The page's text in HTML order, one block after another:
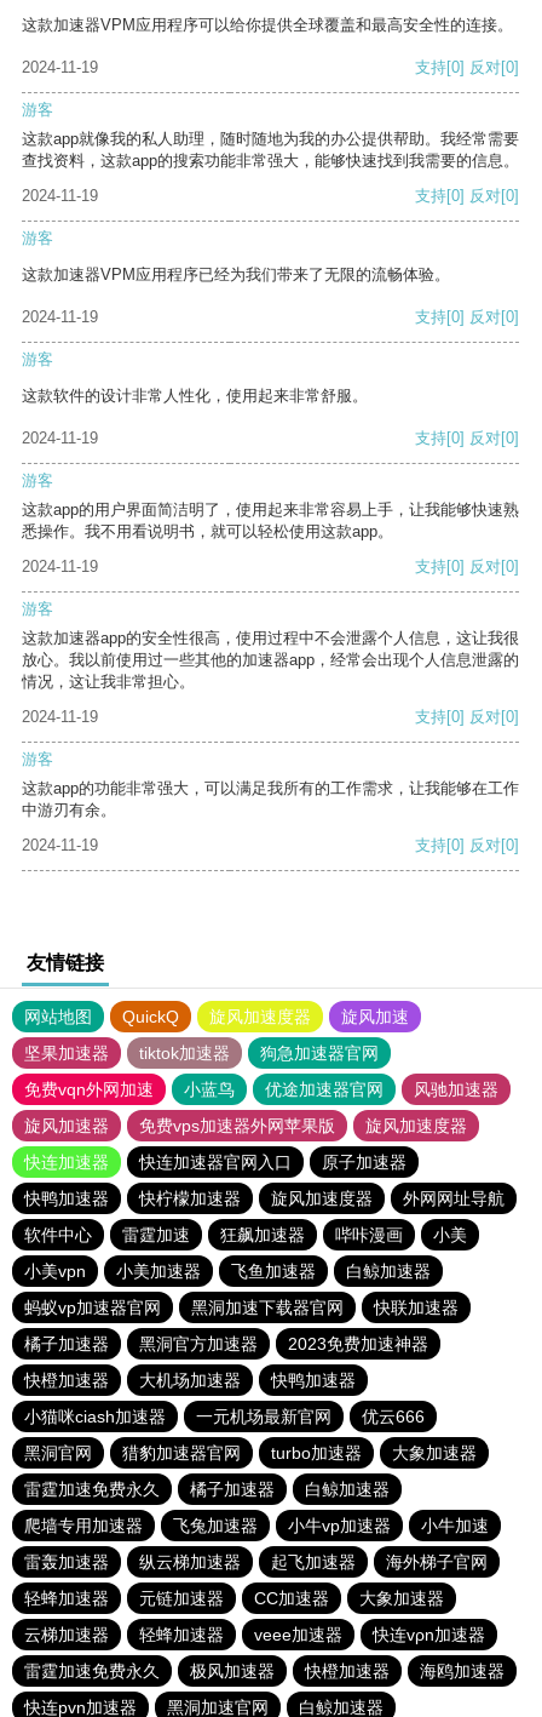
这款加速器VPM应用程序可以给你提供全球覆盖和最高安全性的连接。
2024-11-19 支持[0] 反对[0]
游客
这款app就像我的私人助理，随时随地为我的办公提供帮助。我经常需要
查找资料，这款app的搜索功能非常强大，能够快速找到我需要的信息。
2024-11-19
支持[0] 反对[0]
游客
这款加速器VPM应用程序已经为我们带来了无限的流畅体验。
2024-11-19 支持[0] 反对[0]
游客
这款软件的设计非常人性化，使用起来非常舒服。
2024-11-19 支持[0] 反对[0]
游客
这款app的用户界面简洁明了，使用起来非常容易上手，让我能够快速熟
悉操作。我不用看说明书，就可以轻松使用这款app。
2024-11-19
支持[0] 反对[0]
游客
这款加速器app的安全性很高，使用过程中不会泄露个人信息，这让我很
放心。我以前使用过一些其他的加速器app，经常会出现个人信息泄露的
情况，这让我非常担心。
2024-11-19
支持[0] 反对[0]
游客
这款app的功能非常强大，可以满足我所有的工作需求，让我能够在工作
中游刃有余。
2024-11-19
支持[0] 反对[0]
友情链接
网站地图 QuickQ 旋风加速度器
旋风加速
坚果加速器
tiktok加速器
狗急加速器官网
免费vqn外网加速
小蓝鸟 优途加速器官网
风驰加速器
旋风加速器
免费vps加速器外网苹果版
旋风加速度器
快连加速器
快连加速器官网入口
原子加速器
快鸭加速器
快柠檬加速器 旋风加速度器
外网网址导航
软件中心
雷霆加速 狂飙加速器 哔咔漫画
小美
小美vpn
小美加速器 飞鱼加速器
白鲸加速器
蚂蚁vp加速器官网
黑洞加速下载器官网
快联加速器
橘子加速器
黑洞官方加速器
2023免费加速神器
快橙加速器
大机场加速器
快鸭加速器
小猫咪ciash加速器
一元机场最新官网
优云666
黑洞官网
猎豹加速器官网 turbo加速器
大象加速器
雷霆加速免费永久
橘子加速器
白鲸加速器
爬墙专用加速器
飞兔加速器 小牛vp加速器
小牛加速
雷轰加速器
纵云梯加速器 起飞加速器
海外梯子官网
轻蜂加速器
元链加速器 CC加速器
大象加速器
云梯加速器
轻蜂加速器 veee加速器
快连vρn加速器
雷霆加速免费永久
极风加速器 快橙加速器
海鸥加速器
快连pvn加速器
黑洞加速官网 白鲸加速器